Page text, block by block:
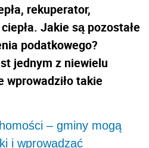
rekuperator,
Jakie są pozostałe
podatkowego?
jednym z niewielu
wprowadziło takie
– gminy mogą
i wprowadzać